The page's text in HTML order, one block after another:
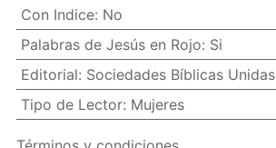
Con Indice: No
Palabras de Jesús en Rojo: Si
Editorial: Sociedades Bíblicas Unidas
Tipo de Lector: Mujeres